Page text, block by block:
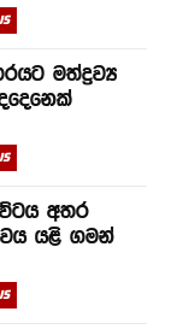
මත්ද්‍රව්‍ය
අතර
යළි ගමන්